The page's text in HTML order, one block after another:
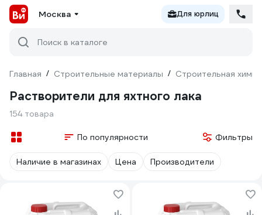
Москва Для юрлиц
Поиск в каталоге
Главная / Строительные материалы / Строительная химия
Растворители для яхтного лака
154 товара
По популярности Фильтры
Наличие в магазинах Цена Производители